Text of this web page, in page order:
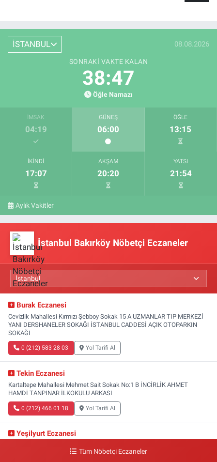
İSTANBUL 08.08.2026
SONRAKI VAKTE KALAN
38:47
Öğle Namazı
İMSAK
04:19
GÜNEŞ
06:00
ÖĞLE
13:15
İKINDI
17:07
AKŞAM
20:20
YATSI
21:54
Aylık Vakitler
İstanbul Bakırköy Nöbetçi Eczaneler
Burak Eczanesi
Cevizlik Mahallesi Kırmızı Şebboy Sokak 15 A UZMANLAR TIP MERKEZİ
YANI DERSHANELER SOKAĞI İSTANBUL CADDESİ AÇIK OTOPARKIN
SOKAĞI
0 (212) 583 28 03 Yol Tarifi Al
Tekin Eczanesi
Kartaltepe Mahallesi Mehmet Sait Sokak No:1 B İNCİRLİK AHMET
HAMDİ TANPINAR İLKOKULU ARKASI
0 (212) 466 01 18 Yol Tarifi Al
Yeşilyurt Eczanesi
Tüm Nöbetçi Eczaneler